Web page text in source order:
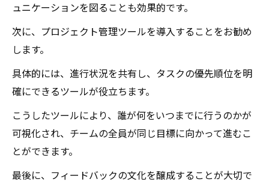
ュニケーションを図ることも効果的です。
次に、プロジェクト管理ツールを導入することをお勧め
します。
具体的には、進行状況を共有し、タスクの優先順位を明
確にできるツールが役立ちます。
こうしたツールにより、誰が何をいつまでに行うのかが
可視化され、チームの全員が同じ目標に向かって進むこ
とができます。
最後に、フィードバックの文化を醸成することが大切で